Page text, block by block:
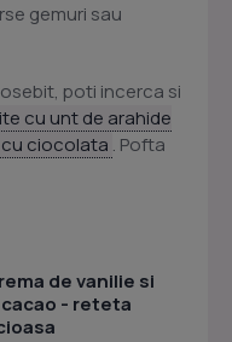
gemuri sau
poti incerca si
cu unt de arahide
ciocolata . Pofta
de vanilie si
- reteta